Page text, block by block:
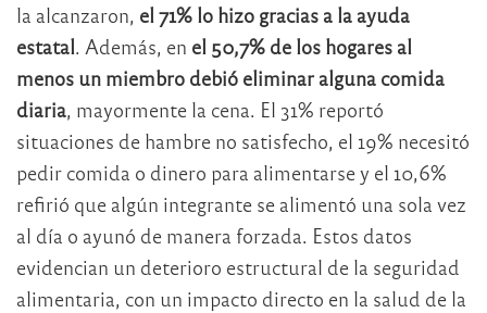
la alcanzaron, el 71% lo hizo gracias a la ayuda
estatal. Además, en el 50,7% de los hogares al
menos un miembro debió eliminar alguna comida
diaria, mayormente la cena. El 31% reportó
situaciones de hambre no satisfecho, el 19% necesitó
pedir comida o dinero para alimentarse y el 10,6%
refirió que algún integrante se alimentó una sola vez
al día o ayunó de manera forzada. Estos datos
evidencian un deterioro estructural de la seguridad
alimentaria, con un impacto directo en la salud de la